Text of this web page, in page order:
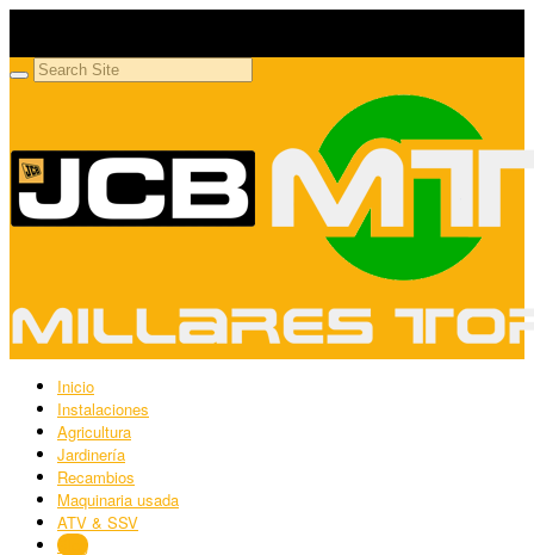
Inicio
Instalaciones
Agricultura
Jardinería
Recambios
Maquinaria usada
ATV & SSV
Blog